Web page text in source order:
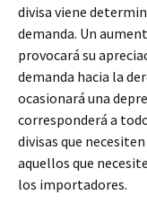
divisa viene
demanda. Un
provocará su
demanda hacia la
ocasionará una
corresponderá a
divisas que
aquellos que
los importadores.